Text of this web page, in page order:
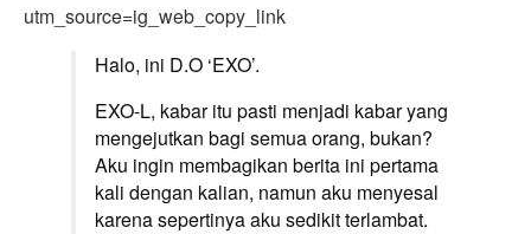
utm_source=ig_web_copy_link
Halo, ini D.O ‘EXO’.
EXO-L, kabar itu pasti menjadi kabar yang
mengejutkan bagi semua orang, bukan?
Aku ingin membagikan berita ini pertama
kali dengan kalian, namun aku menyesal
karena sepertinya aku sedikit terlambat.